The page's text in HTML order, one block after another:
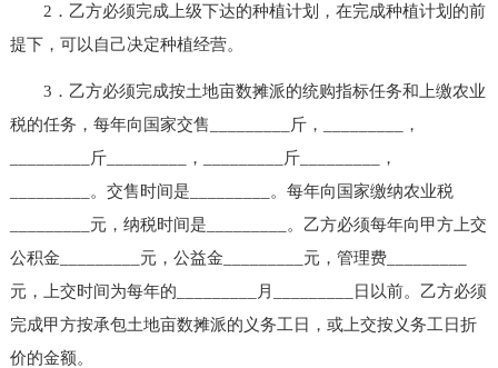
2．乙方必须完成上级下达的种植计划，在完成种植计划的前
提下，可以自己决定种植经营。
3．乙方必须完成按土地亩数摊派的统购指标任务和上缴农业
税的任务，每年向国家交售_________斤，_________，
_________斤_________，_________斤_________，
_________。交售时间是_________。每年向国家缴纳农业税
_________元，纳税时间是_________。乙方必须每年向甲方上交
公积金_________元，公益金_________元，管理费_________
元，上交时间为每年的_________月_________日以前。乙方必须
完成甲方按承包土地亩数摊派的义务工日，或上交按义务工日折
价的金额。